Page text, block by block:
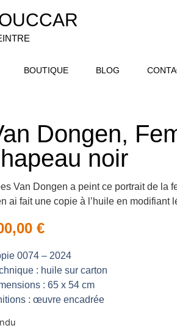
BOUTIQUE BLOG
Dongen,
noir
Van Dongen a peint ce portrait de la
ai fait une copie à l’huile en modifiant
€
0074 – 2024
: huile sur carton
: 65 x 54 cm
: œuvre encadrée